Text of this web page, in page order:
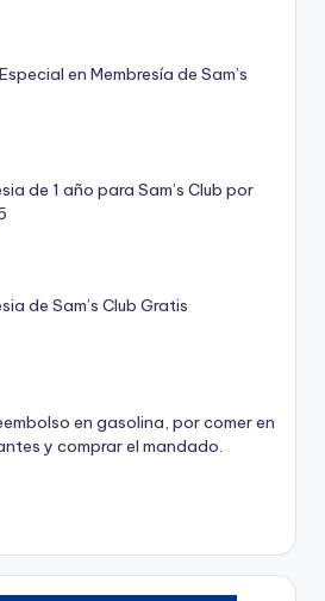
en Membresía de Sam’s
de 1 año para Sam’s Club por
de Sam’s Club Gratis
en gasolina, por comer en
y comprar el mandado.